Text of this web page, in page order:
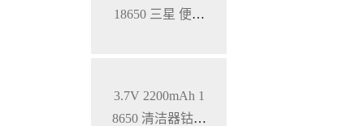
18650 三星 便携
3.7V 2200mAh 1
8650 清洁器钴酸